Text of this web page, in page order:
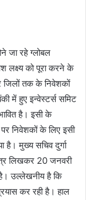
जा रहे ग्लोबल
लक्ष्य को पूरा करने के
जिलों तक के निवेशकों
में हुए इन्वेस्टर्स समिट
है। इसी के
निवेशकों के लिए इसी
है। मुख्य सचिव दुर्गा
लिखकर 20 जनवरी
उल्लेखनीय है कि
कर रही है। हाल